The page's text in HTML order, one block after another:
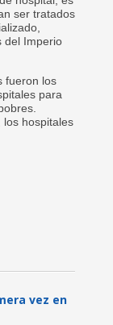
ser tratados
del Imperio
fueron los
para
los hospitales
vez en